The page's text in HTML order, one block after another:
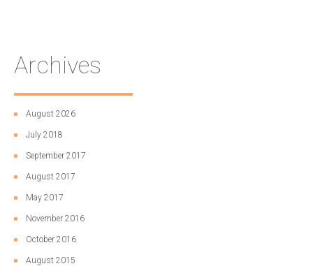
Archives
August 2026
July 2018
September 2017
August 2017
May 2017
November 2016
October 2016
August 2015